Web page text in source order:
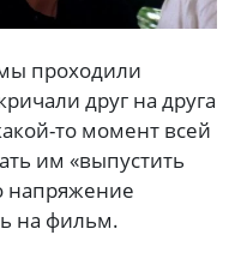
проходили
друг на друга
то момент всей
им «выпустить
напряжение
на фильм.